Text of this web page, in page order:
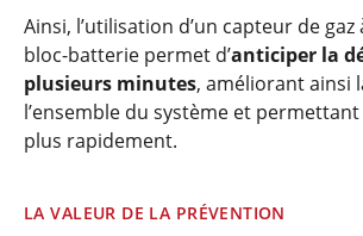
Ainsi, l’utilisation d’un capteur de gaz
bloc-batterie permet d’anticiper la
plusieurs minutes, améliorant ainsi
l’ensemble du système et
plus rapidement.
LA VALEUR DE LA PRÉVENTION